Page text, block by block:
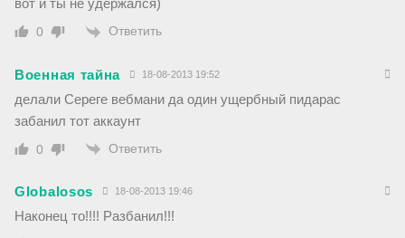
вот и ты не удержался)
0 Ответить
Военная тайна 18-08-2013 19:52
делали Сереге вебмани да один ущербный пидарас
забанил тот аккаунт
0 Ответить
Globalosos 18-08-2013 19:46
Наконец то!!!! Разбанил!!!